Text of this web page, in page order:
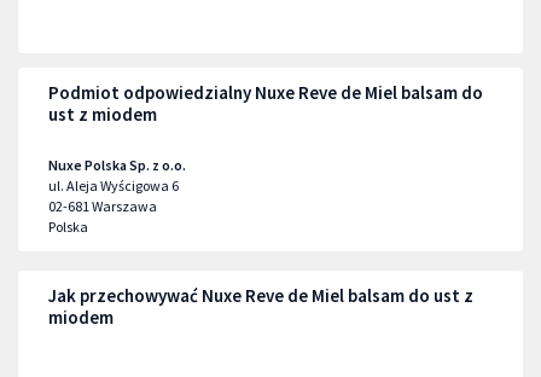
Podmiot odpowiedzialny Nuxe Reve de Miel balsam do
ust z miodem
Nuxe Polska Sp. z o.o.
ul. Aleja Wyścigowa 6
02-681Warszawa
Polska
Jak przechowywać Nuxe Reve de Miel balsam do ust z
miodem